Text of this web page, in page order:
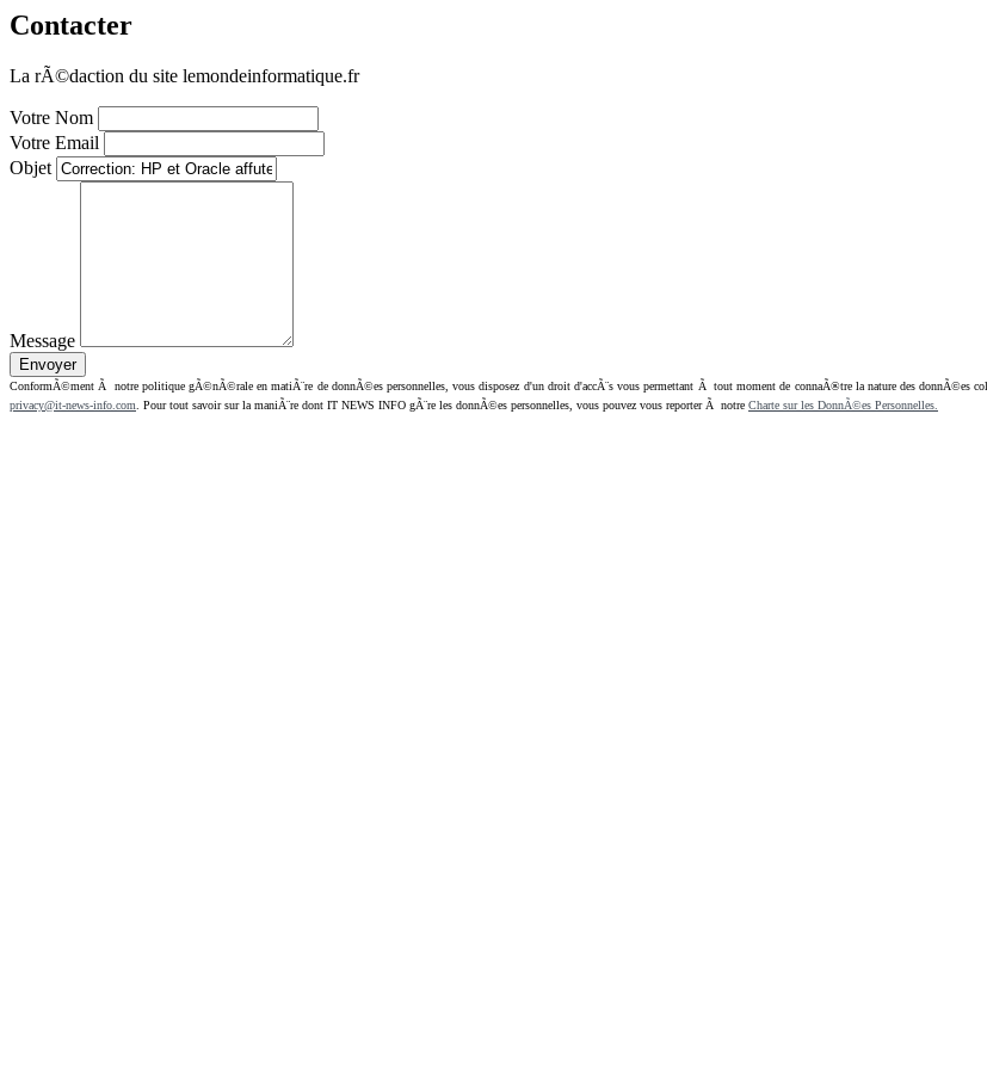
Contacter
La rÃ©daction du site lemondeinformatique.fr
Votre Nom
Votre Email
Objet
Message
ConformÃ©ment Ã notre politique gÃ©nÃ©rale en matiÃ¨re de donnÃ©es personnelles, vous disposez d'un droit d'accÃ¨s vous permettant Ã tout moment de connaÃ®tre la nature des donnÃ©es
privacy@it-news-info.com . Pour tout savoir sur la maniÃ¨re dont IT NEWS INFO gÃ¨re les donnÃ©es personnelles, vous pouvez vous reporter Ã notre Charte sur les DonnÃ©es Personnelles.